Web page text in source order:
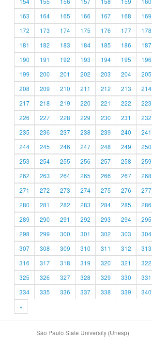
163
164 165 166 167 168 169
172
173 174 175 176 177 178
181
182 183 184 185 186 187
190
191 192 193 194 195 196
199
200 201 202 203 204 205
208
209 210 211 212 213 214
217
218 219 220 221 222 223
226
227 228 229 230 231 232
235
236 237 238 239 240 241
244
245 246 247 248 249 250
253
254 255 256 257 258 259
262
263 264 265 266 267 268
271
272 273 274 275 276 277
280
281 282 283 284 285 286
289
290 291 292 293 294 295
298
299 300 301 302 303 304
307
308 309 310 311 312 313
316
317 318 319 320 321 322
325
326 327 328 329 330 331
334
335 336 337 338 339 340
»
São Paulo State University (Unesp)